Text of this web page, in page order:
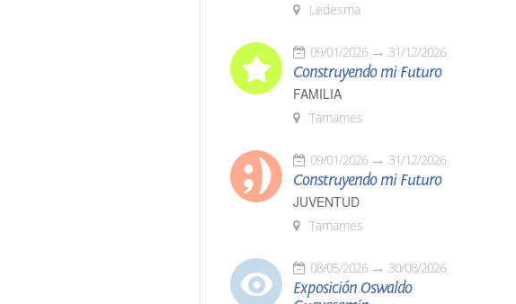
Ledesma
09/01/2026 31/12/2026
Construyendo mi Futuro
FAMILIA
Tamames
09/01/2026 31/12/2026
Construyendo mi Futuro
JUVENTUD
Tamames
08/05/2026 30/08/2026
Exposición Oswaldo